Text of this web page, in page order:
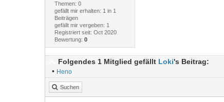
Themen: 0
gefällt mir erhalten: 1 in 1
Beiträgen
gefällt mir vergeben: 1
Registriert seit: Oct 2020
Bewertung: 0
Folgendes 1 Mitglied gefällt Loki's Beitrag:
• Heno
Suchen